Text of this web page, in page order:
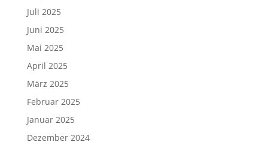
Juli 2025
Juni 2025
Mai 2025
April 2025
März 2025
Februar 2025
Januar 2025
Dezember 2024